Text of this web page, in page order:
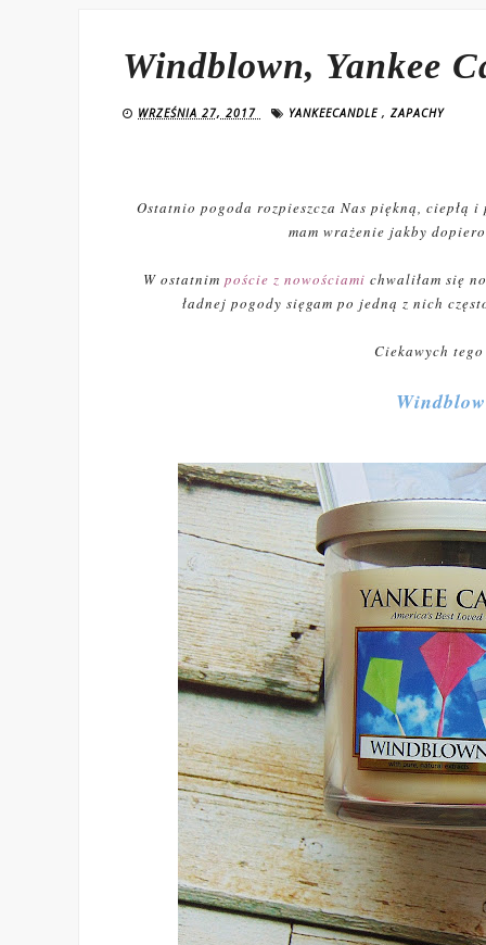
Windblown, Yankee
WRZEŚNIA 27, 2017 YANKEECANDLE , ZAPACHY
Ostatnio pogoda rozpieszcza Nas piękną, ciepłą
mam wrażenie jakby
W ostatnim poście z nowościami chwaliłam się
ładnej pogody sięgam po jedną z nich
Ciekawych